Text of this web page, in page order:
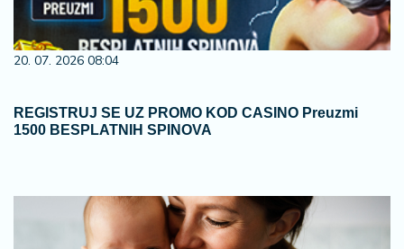
20. 07. 2026 08:04
REGISTRUJ SE UZ PROMO KOD CASINO Preuzmi
1500 BESPLATNIH SPINOVA